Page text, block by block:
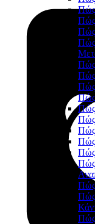
Πώς
Πώς
Πώς
Πώς
Πώς
Πώς
Πώς
Πώς
Πώς
Πώς
Πώς
Πώς
Πώς
Πώς
Πώς
Πώς
Πώς